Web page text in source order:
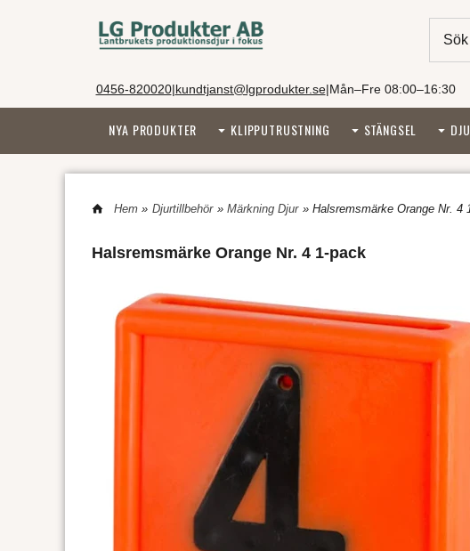
0456-820020|kundtjanst@lgprodukter.se|Mån–Fre 08:00–16:30
NYA PRODUKTER KLIPPUTRUSTNING STÄNGSEL
Hem» Djurtillbehör » Märkning Djur » Halsremsmärke Orange Nr. 4
Halsremsmärke Orange Nr. 4 1-pack